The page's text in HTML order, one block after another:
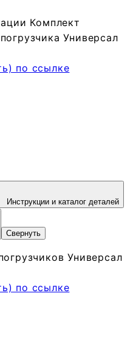
Комплект
Универсал
по ссылке
Инструкции и каталог деталей
Свернуть
Универсал
по ссылке